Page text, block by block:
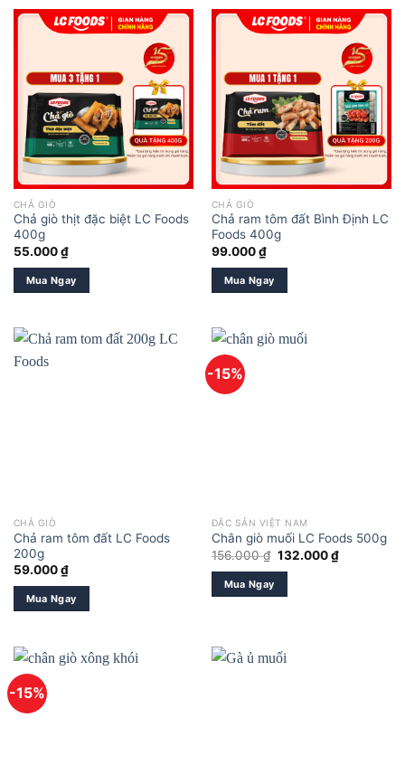
CHẢ GIÒ
Chả giò thịt đặc biệt LC Foods
400g
55.000₫
Mua Ngay
CHẢ GIÒ
Chả ram tôm đất Bình Định LC
Foods 400g
99.000₫
Mua Ngay
CHẢ GIÒ
Chả ram tôm đất LC Foods
200g
59.000₫
Mua Ngay
-15%
ĐẶC SẢN VIỆT NAM
Chân giò muối LC Foods 500g
156.000₫ Giá
132.000₫Giá
hiện
Mua Ngay
-15%